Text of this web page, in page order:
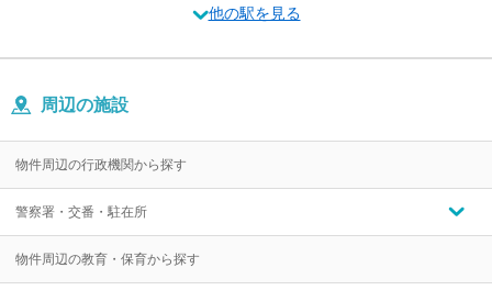
他の駅を見る
周辺の施設
物件周辺の行政機関から探す
警察署・交番・駐在所
物件周辺の教育・保育から探す